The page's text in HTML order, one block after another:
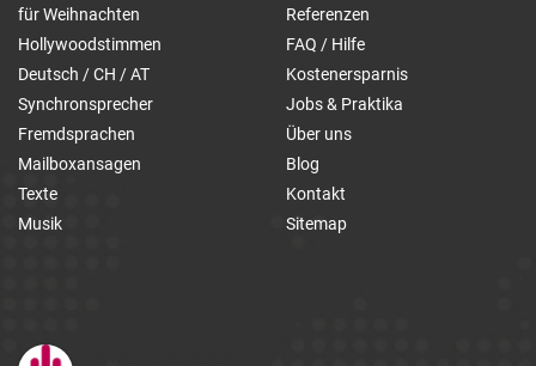
für Weihnachten
Hollywoodstimmen
Deutsch / CH / AT
Synchronsprecher
Fremdsprachen
Mailboxansagen
Texte
Musik
Referenzen
FAQ / Hilfe
Kostenersparnis
Jobs & Praktika
Über uns
Blog
Kontakt
Sitemap